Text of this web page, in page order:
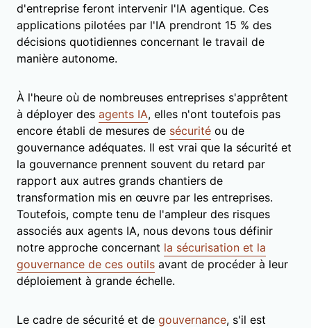
d'entreprise feront intervenir l'IA agentique. Ces
applications pilotées par l'IA prendront 15 % des
décisions quotidiennes concernant le travail de
manière autonome.
À l'heure où de nombreuses entreprises s'apprêtent
à déployer des agents IA, elles n'ont toutefois pas
encore établi de mesures de sécurité ou de
gouvernance adéquates. Il est vrai que la sécurité et
la gouvernance prennent souvent du retard par
rapport aux autres grands chantiers de
transformation mis en œuvre par les entreprises.
Toutefois, compte tenu de l'ampleur des risques
associés aux agents IA, nous devons tous définir
notre approche concernant la sécurisation et la
gouvernance de ces outils avant de procéder à leur
déploiement à grande échelle.
Le cadre de sécurité et de gouvernance, s'il est